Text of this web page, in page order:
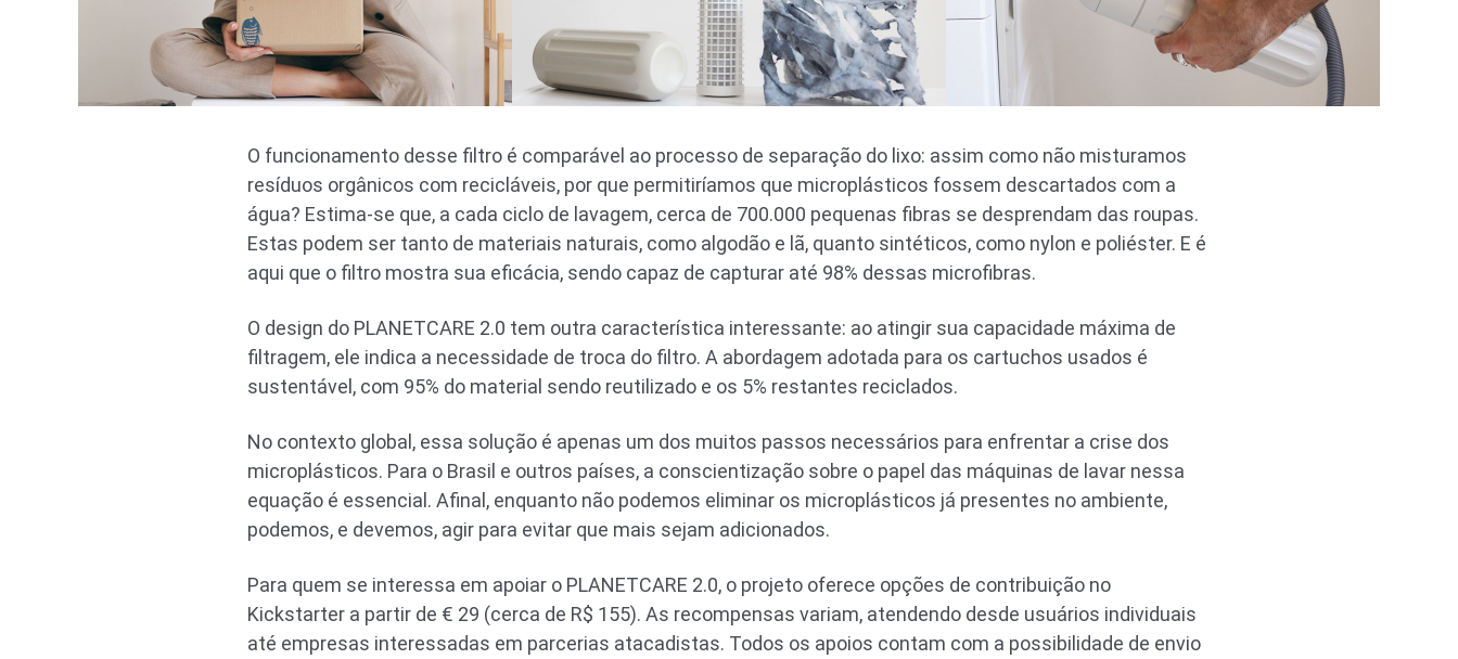
O funcionamento desse filtro é comparável ao processo de separação do lixo: assim como não misturamos
resíduos orgânicos com recicláveis, por que permitiríamos que microplásticos fossem descartados com a
água? Estima-se que, a cada ciclo de lavagem, cerca de 700.000 pequenas fibras se desprendam das roupas.
Estas podem ser tanto de materiais naturais, como algodão e lã, quanto sintéticos, como nylon e poliéster. E é
aqui que o filtro mostra sua eficácia, sendo capaz de capturar até 98% dessas microfibras.
O design do PLANETCARE 2.0 tem outra característica interessante: ao atingir sua capacidade máxima de
filtragem, ele indica a necessidade de troca do filtro. A abordagem adotada para os cartuchos usados é
sustentável, com 95% do material sendo reutilizado e os 5% restantes reciclados.
No contexto global, essa solução é apenas um dos muitos passos necessários para enfrentar a crise dos
microplásticos. Para o Brasil e outros países, a conscientização sobre o papel das máquinas de lavar nessa
equação é essencial. Afinal, enquanto não podemos eliminar os microplásticos já presentes no ambiente,
podemos, e devemos, agir para evitar que mais sejam adicionados.
Para quem se interessa em apoiar o PLANETCARE 2.0, o projeto oferece opções de contribuição no
Kickstarter a partir de € 29 (cerca de R$ 155). As recompensas variam, atendendo desde usuários individuais
até empresas interessadas em parcerias atacadistas. Todos os apoios contam com a possibilidade de envio